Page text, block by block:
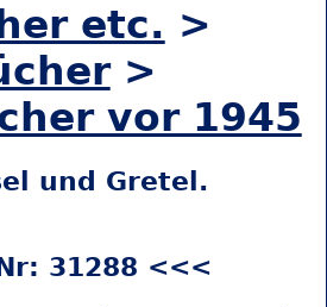
etc. >
>
vor 1945
und Gretel.
31288 <<<